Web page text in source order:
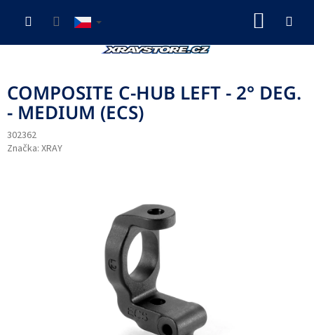
COMPOSITE C-HUB LEFT - 2° DEG.
- MEDIUM (ECS)
302362
Značka: XRAY